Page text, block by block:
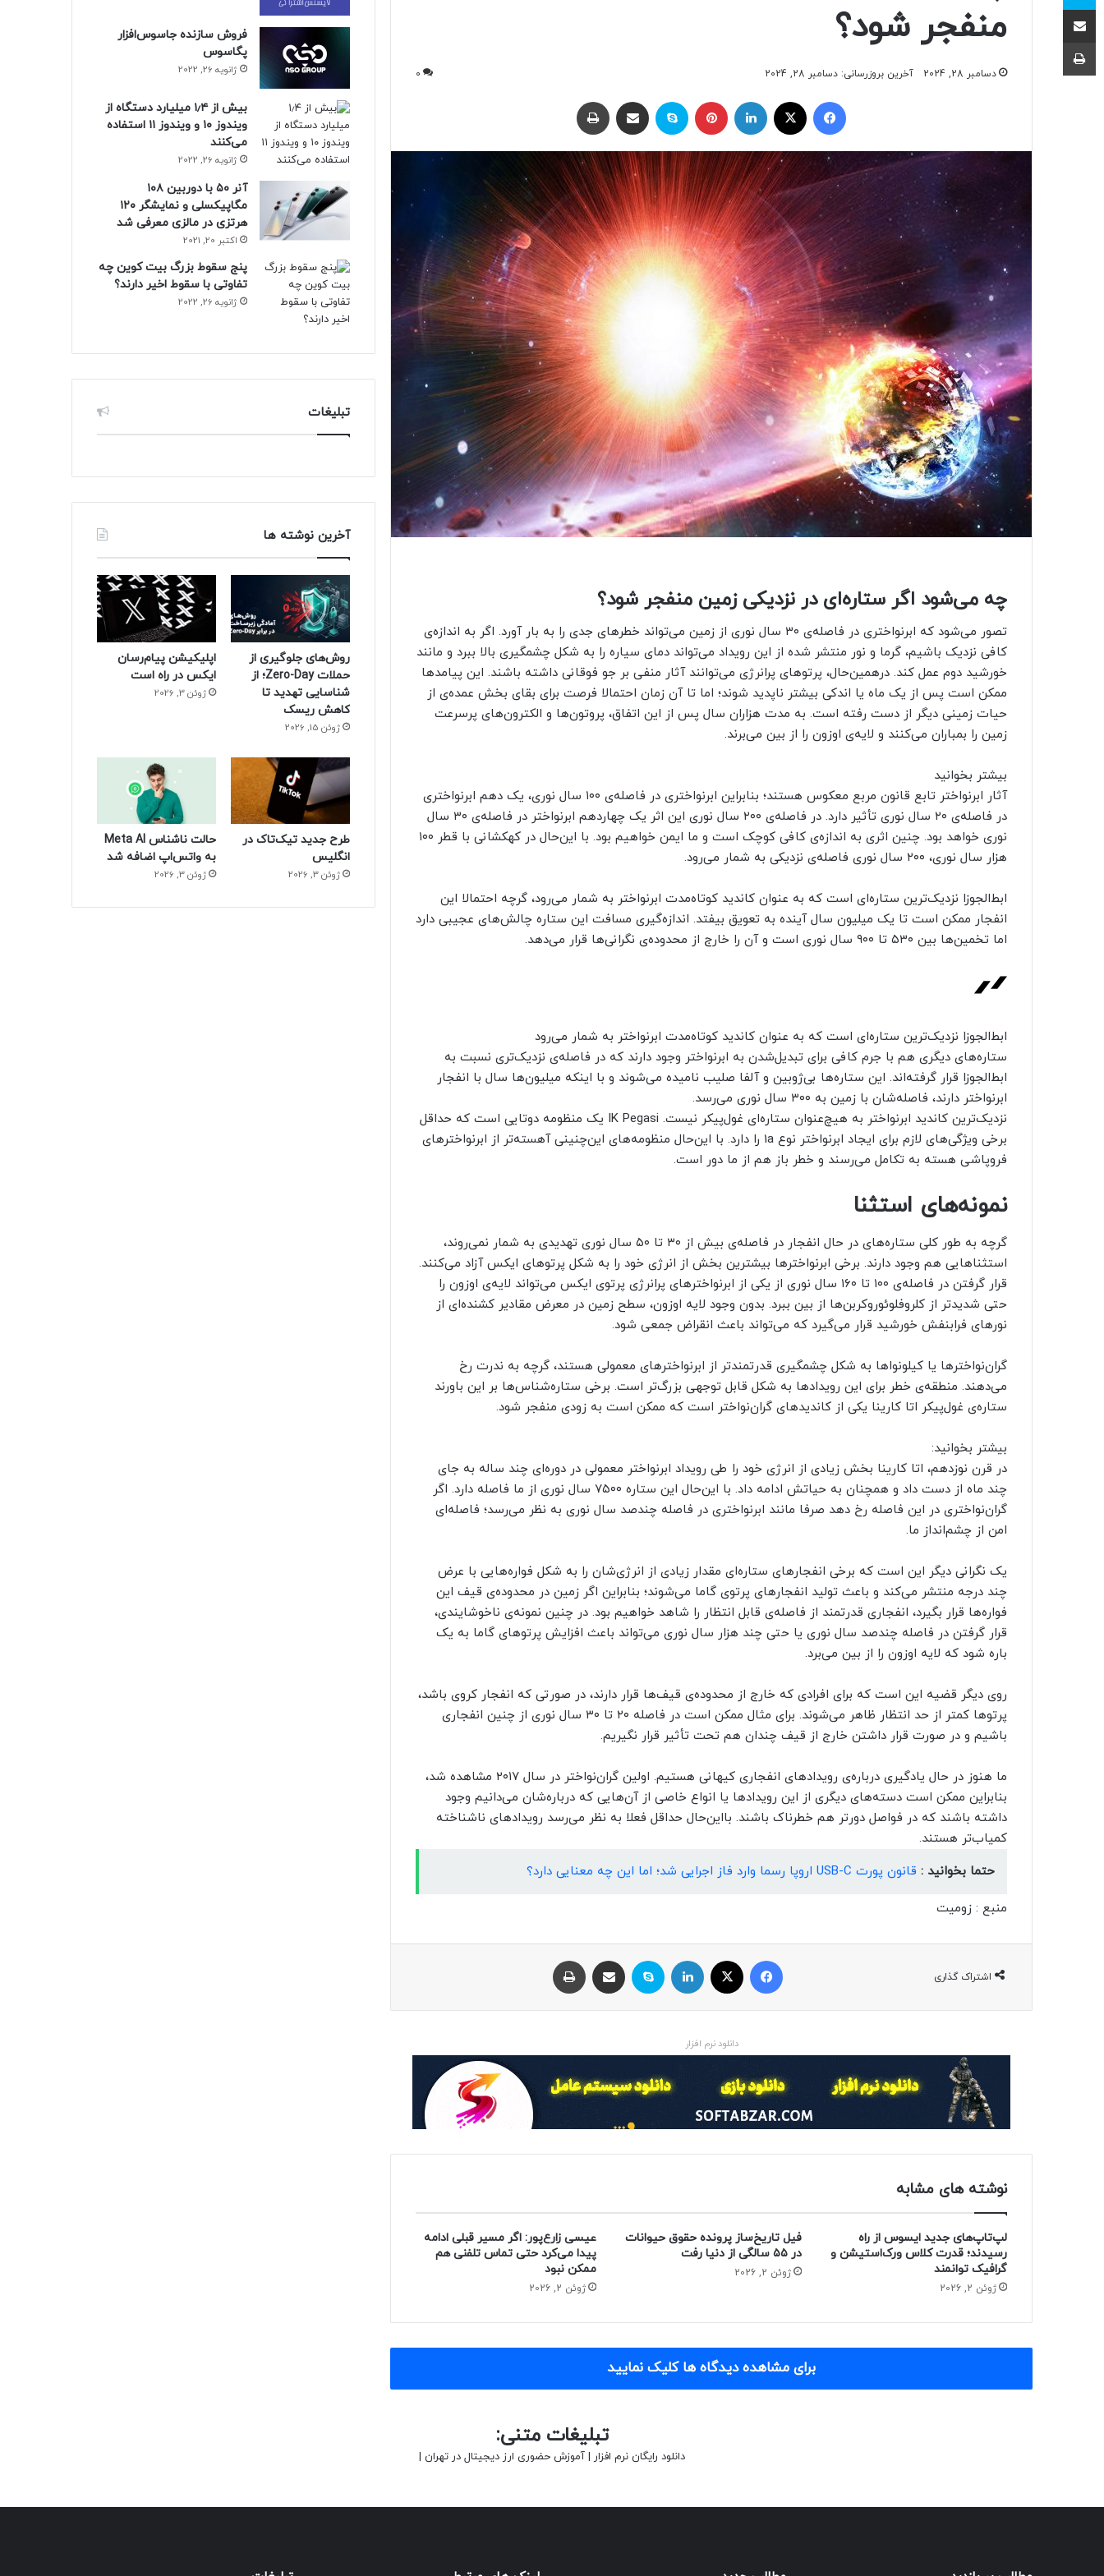
منفجر شود؟
دسامبر 28, 2024 آخرین بروزرسانی: دسامبر 28, 2024 0
ایکس
چه می‌شود اگر ستاره‌ای در نزدیکی زمین منفجر شود؟
تصور می‌شود که ابرنواختری در فاصله‌ی ۳۰ سال نوری از زمین می‌تواند خطرهای جدی را به بار آورد. اگر به اندازه‌ی
کافی نزدیک باشیم، گرما و نور منتشر شده از این رویداد می‌تواند دمای سیاره را به شکل چشمگیری بالا ببرد و مانند
خورشید دوم عمل کند. درهمین‌حال، پرتوهای پرانرژی می‌توانند آثار منفی بر جو فوقانی داشته باشند. این پیامدها
ممکن است پس از یک ماه یا اندکی بیشتر ناپدید شوند؛ اما تا آن زمان احتمالا فرصت برای بقای بخش عمده‌ی از
حیات زمینی دیگر از دست رفته است. به مدت هزاران سال پس از این اتفاق، پروتون‌ها و الکترون‌های پرسرعت
زمین را بمباران می‌کنند و لایه‌ی اوزون را از بین می‌برند.
بیشتر بخوانید
آثار ابرنواختر تابع قانون مربع معکوس هستند؛ بنابراین ابرنواختری در فاصله‌ی ۱۰۰ سال نوری، یک دهم ابرنواختری
در فاصله‌ی ۲۰ سال نوری تأثیر دارد. در فاصله‌ی ۲۰۰ سال نوری این اثر یک چهاردهم ابرنواختر در فاصله‌ی ۳۰ سال
نوری خواهد بود. چنین اثری به اندازه‌ی کافی کوچک است و ما ایمن خواهیم بود. با این‌حال در کهکشانی با قطر ۱۰۰
هزار سال نوری، ۲۰۰ سال نوری فاصله‌ی نزدیکی به شمار می‌رود.
ابط‌الجوزا نزدیک‌ترین ستاره‌‌ای است که به عنوان کاندید کوتاه‌مدت ابرنواختر به شمار می‌رود، گرچه احتمالا این
انفجار ممکن است تا یک میلیون سال آینده به تعویق بیفتد. اندازه‌گیری مسافت این ستاره چالش‌های عجیبی دارد
اما تخمین‌ها بین ۵۳۰ تا ۹۰۰ سال نوری است و آن را خارج از محدوده‌ی نگرانی‌ها قرار می‌دهد.
ابط‌الجوزا نزدیک‌ترین ستاره‌‌ای است که به عنوان کاندید کوتاه‌مدت ابرنواختر به شمار می‌رود
ستاره‌های دیگری هم با جرم کافی برای تبدیل‌شدن به ابرنواختر وجود دارند که در فاصله‌ی نزدیک‌تری نسبت به
ابط‌الجوزا قرار گرفته‌اند. این ستاره‌ها بی‌ژوبین و آلفا صلیب نامیده می‌شوند و با اینکه میلیون‌ها سال با انفجار
ابرنواختر دارند، فاصله‌شان با زمین به ۳۰۰ سال نوری می‌رسد.
نزدیک‌ترین کاندید ابرنواختر به هیچ‌عنوان ستاره‌ای غول‌پیکر نیست. IK Pegasi یک منظومه دوتایی است که حداقل
برخی ویژگی‌های لازم برای ایجاد ابرنواختر نوع 1a را دارد. با این‌حال منظومه‌های این‌چنینی آهسته‌تر از ابرنواخترهای
فروپاشی هسته به تکامل می‌رسند و خطر باز هم از ما دور است.
نمونه‌های استثنا
گرچه به طور کلی ستاره‌های در حال انفجار در فاصله‌ی بیش از ۳۰ تا ۵۰ سال نوری تهدیدی به شمار نمی‌روند،
استثناهایی هم وجود دارند. برخی ابرنواخترها بیشترین بخش از انرژی خود را به شکل پرتوهای ایکس آزاد می‌کنند.
قرار گرفتن در فاصله‌ی ۱۰۰ تا ۱۶۰ سال نوری از یکی از ابرنواخترهای پرانرژی پرتوی ایکس می‌تواند لایه‌ی اوزون را
حتی شدیدتر از کلروفلوئوروکربن‌ها از بین ببرد. بدون وجود لایه اوزون، سطح زمین در معرض مقادیر کشنده‌ای از
نورهای فرابنفش خورشید قرار می‌گیرد که می‌تواند باعث انقراض جمعی شود.
گران‌نواخترها یا کیلونواها به شکل چشمگیری قدرتمندتر از ابرنواختر‌های معمولی هستند، گرچه به ندرت رخ
می‌دهند. منطقه‌ی خطر برای این رویدادها به شکل قابل توجهی بزرگ‌تر است. برخی ستاره‌شناس‌ها بر این باورند
ستاره‌ی غول‌پیکر اتا کارینا یکی از کاندیدهای گران‌نواختر است که ممکن است به زودی منفجر شود.
بیشتر بخوانید:
در قرن نوزدهم، اتا کارینا بخش زیادی از انرژی خود را طی رویداد ابرنواختر معمولی در دوره‌ای چند ساله به جای
چند ماه از دست داد و همچنان به حیاتش ادامه داد. با این‌حال این ستاره ۷۵۰۰ سال نوری از ما فاصله دارد. اگر
گران‌نواختری در این فاصله رخ دهد صرفا مانند ابرنواختری در فاصله چندصد سال نوری به نظر می‌رسد؛ فاصله‌ای
امن از چشم‌انداز ما.
یک نگرانی دیگر این است که برخی انفجارهای ستاره‌ای مقدار زیادی از انرژی‌شان را به شکل فواره‌هایی با عرض
چند درجه منتشر می‌کند و باعث تولید انفجارهای پرتوی گاما می‌شوند؛ بنابراین اگر زمین در محدوده‌ی قیف این
فواره‌ها قرار بگیرد، انفجاری قدرتمند از فاصله‌ی قابل انتظار را شاهد خواهیم بود. در چنین نمونه‌ی ناخوشایندی،
قرار گرفتن در فاصله چندصد سال نوری یا حتی چند هزار سال نوری می‌تواند باعث افزایش پرتوهای گاما به یک
باره شود که لایه اوزون را از بین می‌برد.
روی دیگر قضیه این است که برای افرادی که خارج از محدوده‌ی قیف‌ها قرار دارند، در صورتی که انفجار کروی باشد،
پرتوها کمتر از حد انتظار ظاهر می‌شوند. برای مثال ممکن است در فاصله ۲۰ تا ۳۰ سال نوری از چنین انفجاری
باشیم و در صورت قرار داشتن خارج از قیف چندان هم تحت تأثیر قرار نگیریم.
ما هنوز در حال یادگیری درباره‌ی رویدادهای انفجاری کیهانی هستیم. اولین گران‌نواختر در سال ۲۰۱۷ مشاهده شد،
بنابراین ممکن است دسته‌های دیگری از این رویدادها یا انواع خاصی از آن‌هایی که درباره‌شان می‌دانیم وجود
داشته باشند که در فواصل دورتر هم خطرناک باشند. بااین‌حال حداقل فعلا به نظر می‌رسد رویدادهای ناشناخته
کمیاب‌تر هستند.
حتما بخوانید : قانون پورت USB-C اروپا رسما وارد فاز اجرایی شد؛ اما این چه معنایی دارد؟
منبع : زومیت
اشتراک گذاری
ایکس
دانلود نرم افزار
نوشته های مشابه
لپ‌تاپ‌های جدید ایسوس از راه
رسیدند؛ قدرت کلاس ورک‌استیشن و
گرافیک توانمند
ژوئن 2, 2026
فیل تاریخ‌ساز پرونده حقوق حیوانات
در ۵۵ سالگی از دنیا رفت
ژوئن 2, 2026
عیسی زارع‌پور: اگر مسیر قبلی ادامه
پیدا می‌کرد حتی تماس تلفنی هم
ممکن نبود
ژوئن 2, 2026
برای مشاهده دیدگاه ها کلیک نمایید
فروش سازنده جاسوس‌افزار
پگاسوس
ژانویه 26, 2022
بیش از ۱٫۴ میلیارد دستگاه از
ویندوز ۱۰ و ویندوز ۱۱ استفاده
می‌کنند
ژانویه 26, 2022
آنر ۵۰ با دوربین ۱۰۸
مگاپیکسلی و نمایشگر ۱۲۰
هرتزی در مالزی معرفی شد
اکتبر 20, 2021
پنج سقوط بزرگ بیت کوین چه
تفاوتی با سقوط اخیر دارند؟
ژانویه 26, 2022
تبلیغات
آخرین نوشته ها
روش‌های جلوگیری از
حملات Zero-Day؛ از
شناسایی تهدید تا
کاهش ریسک
ژوئن 15, 2026
اپلیکیشن پیام‌رسان
ایکس در راه است
ژوئن 3, 2026
طرح جدید تیک‌تاک در
انگلیس
ژوئن 3, 2026
حالت ناشناس Meta AI
به واتس‌اپ اضافه شد
ژوئن 3, 2026
تبلیغات متنی:
دانلود رایگان نرم افزار | آموزش حضوری ارز دیجیتال در تهران |